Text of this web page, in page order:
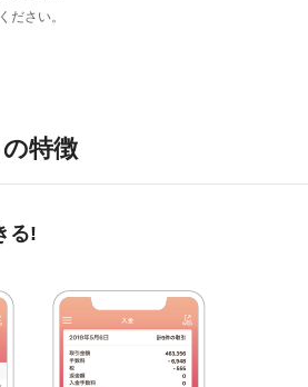
ださい。
特徴
る!